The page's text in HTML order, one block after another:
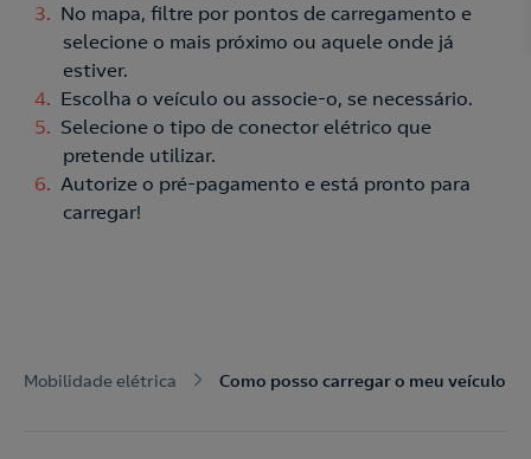
Contacte-nos
Nós ligamos!
No mapa, filtre por pontos de carregamento e
selecione o mais próximo ou aquele onde já
estiver.
Escolha o veículo ou associe-o, se necessário.
Selecione o tipo de conector elétrico que
pretende utilizar.
Autorize o pré-pagamento e está pronto para
carregar!
Mobilidade elétrica Como posso carregar o meu veículo